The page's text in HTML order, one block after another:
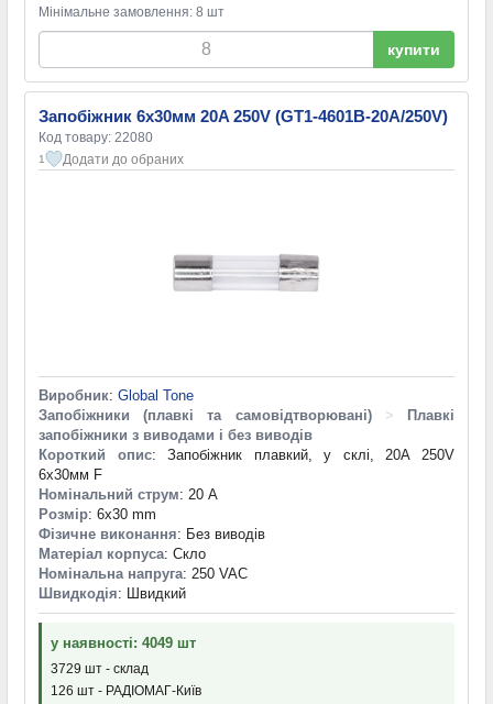
Мінімальне замовлення: 8 шт
купити
Запобіжник 6х30мм 20A 250V (GT1-4601B-20A/250V)
Код товару: 22080
1 Додати до обраних
Виробник: Global Tone
Запобіжники (плавкі та самовідтворювані)
>
Плавкі
запобіжники з виводами і без виводів
Короткий опис: Запобіжник плавкий, у склі, 20A 250V
6х30мм F
Номінальний струм: 20 А
Розмір: 6x30 mm
Фізичне виконання: Без виводів
Матеріал корпуса: Скло
Номінальна напруга: 250 VAC
Швидкодія: Швидкий
у наявності: 4049 шт
3729 шт - склад
126 шт - РАДІОМАГ-Київ